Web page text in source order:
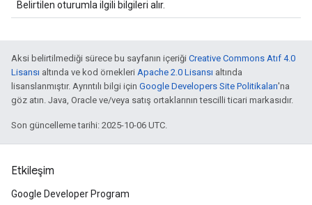
Belirtilen oturumla ilgili bilgileri alır.
Aksi belirtilmediği sürece bu sayfanın içeriği Creative Commons Atıf 4.0
Lisansı altında ve kod örnekleri Apache 2.0 Lisansı altında
lisanslanmıştır. Ayrıntılı bilgi için Google Developers Site Politikaları'na
göz atın. Java, Oracle ve/veya satış ortaklarının tescilli ticari markasıdır.
Son güncelleme tarihi: 2025-10-06 UTC.
Etkileşim
Google Developer Program